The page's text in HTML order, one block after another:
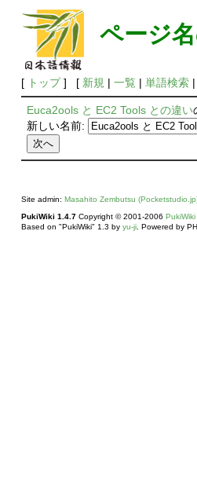
ページ
[ トップ] [ 新規 | 一覧 | 単語検索|
Euca2ools と EC2 Tools との違い
新しい名前:
Site admin: Masahito Zembutsu
PukiWiki 1.4.7Copyright © 2001-2006
Based on "PukiWiki" 1.3 by yu-ji. Powered by